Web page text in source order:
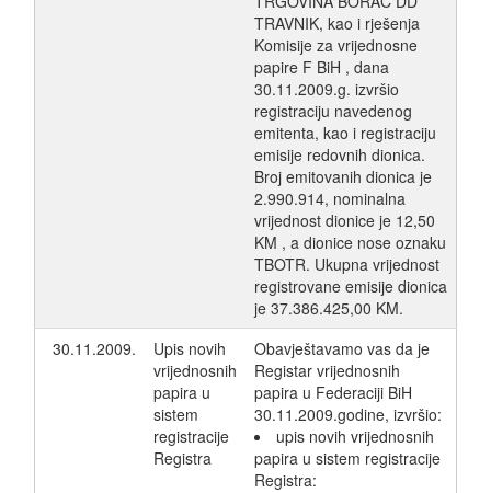
TRAVNIK, kao i rješenja
Komisije za vrijednosne
papire F BiH , dana
30.11.2009.g. izvršio
registraciju navedenog
emitenta, kao i registraciju
emisije redovnih dionica.
Broj emitovanih dionica je
2.990.914, nominalna
vrijednost dionice je 12,50
KM , a dionice nose oznaku
TBOTR. Ukupna vrijednost
registrovane emisije dionica
je 37.386.425,00 KM.
30.11.2009.
Upis novih
vrijednosnih
papira u
sistem
registracije
Registra
Obavještavamo vas da je
Registar vrijednosnih
papira u Federaciji BiH
30.11.2009.godine, izvršio:
upis novih vrijednosnih
papira u sistem registracije
Registra: